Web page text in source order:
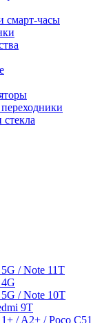
смарт-часы
/ Note 11T
/ Note 10T
9T
/ A2+ / Poco C51